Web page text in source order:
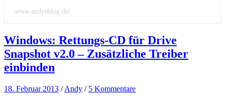
www.andysblog.de/
Windows: Rettungs-CD für Drive
Snapshot v2.0 – Zusätzliche Treiber
einbinden
18. Februar 2013 /Andy / 5 Kommentare